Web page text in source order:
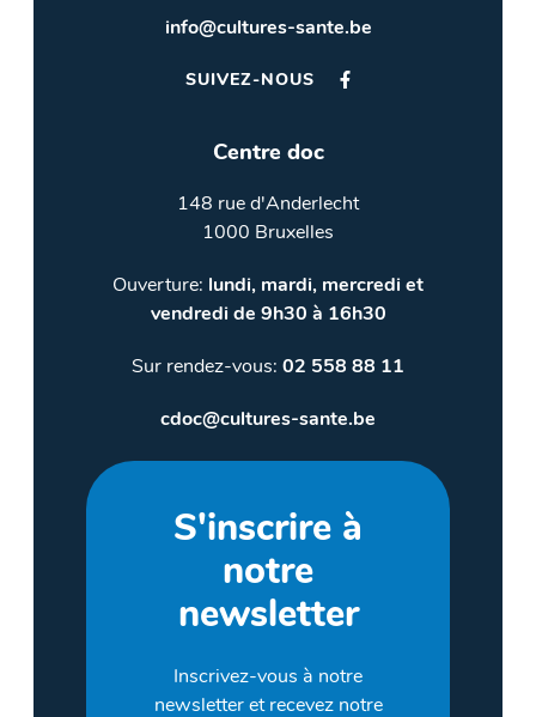
info@cultures-sante.be
SUIVEZ-NOUS
Centre doc
148 rue d'Anderlecht
1000 Bruxelles
Ouverture: lundi, mardi, mercredi et
vendredi de 9h30 à 16h30
Sur rendez-vous: 02 558 88 11
cdoc@cultures-sante.be
S'inscrire à
notre
newsletter
Inscrivez-vous à notre
newsletter et recevez notre